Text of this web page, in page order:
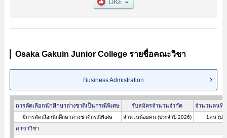
Osaka Gakuin Junior College รายชื่อคณะวิชา
Business Admistration
การคัดเลือกนักศึกษาต่างชาติเป็นกรณีพิเศษ รับสมัครจำนวนจำกัด จำนวนคนที่
มีการคัดเลือกนักศึกษาต่างชาติกรณีพิเศษ จำนวนน้อยคน (ประจำปี 2026) 1คน (ปร
สาขาวิชา